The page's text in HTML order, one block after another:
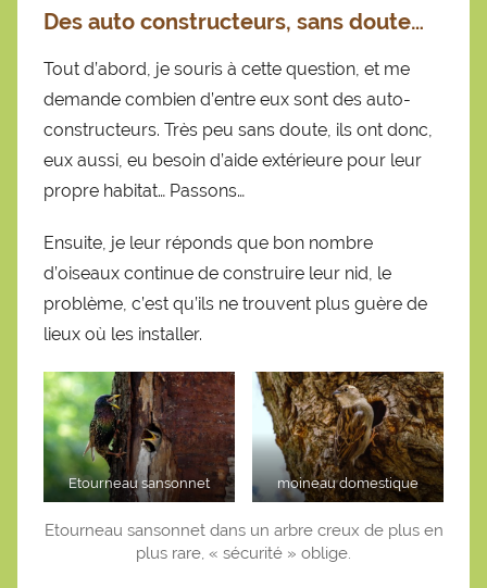
t
e
n
Des auto constructeurs, sans doute…
Tout d’abord, je souris à cette question, et me
demande combien d’entre eux sont des auto-
constructeurs. Très peu sans doute, ils ont donc,
eux aussi, eu besoin d’aide extérieure pour leur
propre habitat… Passons…
Ensuite, je leur réponds que bon nombre
d’oiseaux continue de construire leur nid, le
problème, c’est qu’ils ne trouvent plus guère de
lieux où les installer.
Etourneau sansonnet moineau domestique
Etourneau sansonnet dans un arbre creux de plus en
plus rare, « sécurité » oblige.